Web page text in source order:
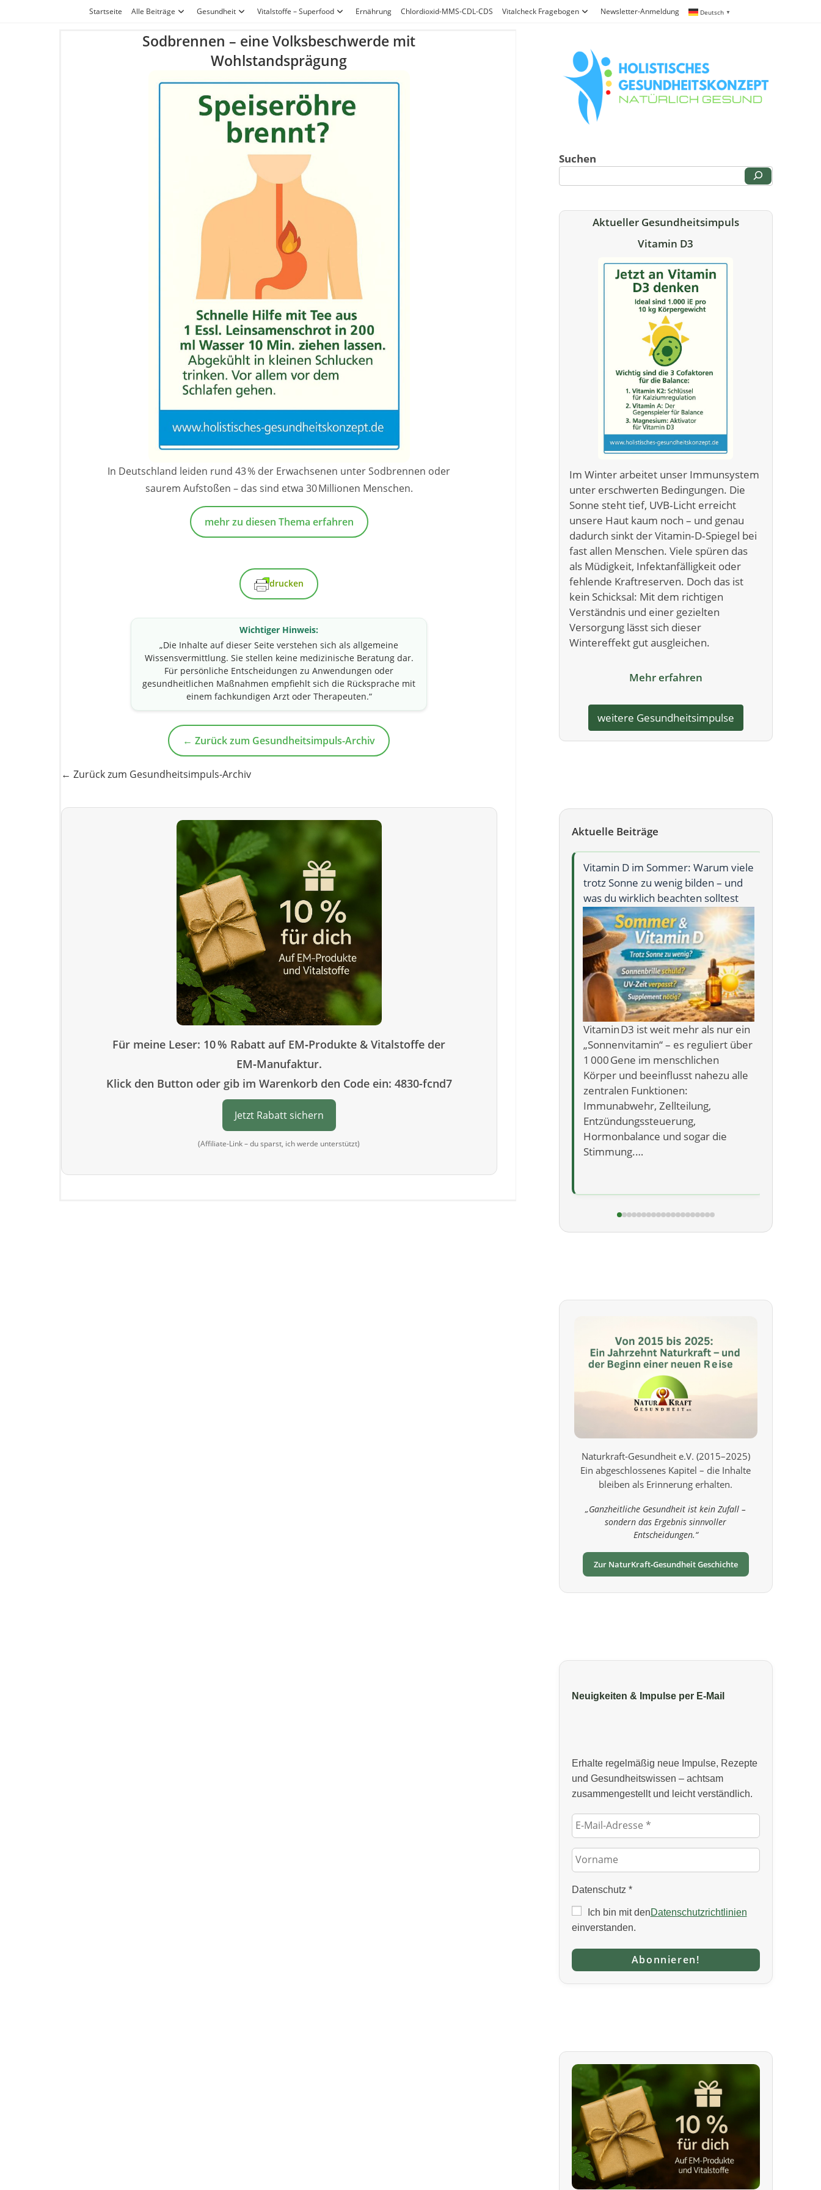
Startseite Alle Beiträge Gesundheit Vitalstoffe – Superfood Ernährung Chlordioxid-MMS-CDL-CDS Vitalcheck Fragebogen Newsletter-Anmeldung Deutsch ▼
Sodbrennen – eine Volksbeschwerde mit
Wohlstandsprägung
In Deutschland leiden rund 43 % der Erwachsenen unter Sodbrennen oder
saurem Aufstoßen – das sind etwa 30 Millionen Menschen.
mehr zu diesen Thema erfahren
drucken
Wichtiger Hinweis:
„Die Inhalte auf dieser Seite verstehen sich als allgemeine
Wissensvermittlung. Sie stellen keine medizinische Beratung dar.
Für persönliche Entscheidungen zu Anwendungen oder
gesundheitlichen Maßnahmen empfiehlt sich die Rücksprache mit
einem fachkundigen Arzt oder Therapeuten.“
← Zurück zum Gesundheitsimpuls-Archiv
← Zurück zum Gesundheitsimpuls-Archiv
Für meine Leser: 10 % Rabatt auf EM‑Produkte & Vitalstoffe der
EM‑Manufaktur.
Klick den Button oder gib im Warenkorb den Code ein: 4830-fcnd7
Jetzt Rabatt sichern
(Affiliate-Link – du sparst, ich werde unterstützt)
Suchen
Aktueller Gesundheitsimpuls
Vitamin D3
Im Winter arbeitet unser Immunsystem
unter erschwerten Bedingungen. Die
Sonne steht tief, UVB‑Licht erreicht
unsere Haut kaum noch – und genau
dadurch sinkt der Vitamin‑D‑Spiegel bei
fast allen Menschen. Viele spüren das
als Müdigkeit, Infektanfälligkeit oder
fehlende Kraftreserven. Doch das ist
kein Schicksal: Mit dem richtigen
Verständnis und einer gezielten
Versorgung lässt sich dieser
Wintereffekt gut ausgleichen.
Mehr erfahren
weitere Gesundheitsimpulse
Aktuelle Beiträge
Vitamin D im Sommer: Warum viele
trotz Sonne zu wenig bilden – und
was du wirklich beachten solltest
Vitamin D3 ist weit mehr als nur ein
„Sonnenvitamin“ – es reguliert über
1 000 Gene im menschlichen
Körper und beeinflusst nahezu alle
zentralen Funktionen:
Immunabwehr, Zellteilung,
Entzündungssteuerung,
Hormonbalance und sogar die
Stimmung.…
Naturkraft‑Gesundheit e.V. (2015–2025)
Ein abgeschlossenes Kapitel – die Inhalte
bleiben als Erinnerung erhalten.
„Ganzheitliche Gesundheit ist kein Zufall –
sondern das Ergebnis sinnvoller
Entscheidungen.“
Zur NaturKraft‑Gesundheit Geschichte
Neuigkeiten & Impulse per E‑Mail
Erhalte regelmäßig neue Impulse, Rezepte
und Gesundheitswissen – achtsam
zusammengestellt und leicht verständlich.
Datenschutz *
Ich bin mit denDatenschutzrichtlinien
einverstanden.